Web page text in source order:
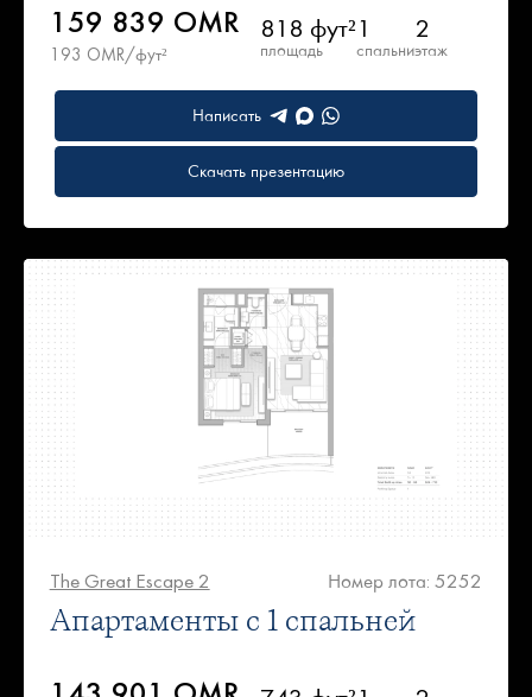
159 839 OMR
193 OMR/фут²
818 фут²
площадь
1
спальни
2
этаж
Написать
Скачать презентацию
The Great Escape 2 Номер лота: 5252
Апартаменты с 1 спальней